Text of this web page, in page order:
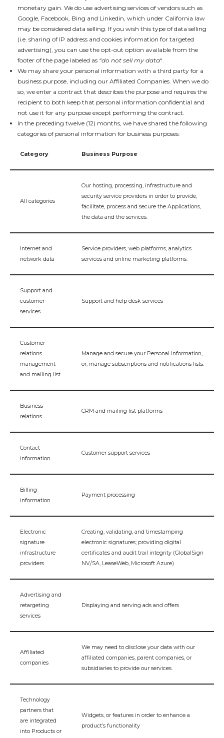
monetary gain. We do use advertising services of vendors such as
Google, Facebook, Bing and Linkedin, which under California law
may be considered data selling. If you wish this type of data selling
(i.e. sharing of IP address and cookies information for targeted
advertising), you can use the opt-out option available from the
footer of the page labeled as “do not sell my data“.
We may share your personal information with a third party for a
business purpose, including our Affiliated Companies. When we do
so, we enter a contract that describes the purpose and requires the
recipient to both keep that personal information confidential and
not use it for any purpose except performing the contract.
In the preceding twelve (12) months, we have shared the following
categories of personal information for business purposes:
Category Business Purpose
All categories
Our hosting, processing, infrastructure and
security service providers in order to provide,
facilitate, process and secure the Applications,
the data and the services.
Internet and
network data
Service providers, web platforms, analytics
services and online marketing platforms.
Support and
customer
services
Support and help desk services
Customer
relations
management
and mailing list
Manage and secure your Personal Information,
or, manage subscriptions and notifications lists.
Business
relations
CRM and mailing list platforms
Contact
information
Customer support services
Billing
information
Payment processing
Electronic
signature
infrastructure
providers
Creating, validating, and timestamping
electronic signatures; providing digital
certificates and audit trail integrity (GlobalSign
NV/SA, LeaseWeb, Microsoft Azure)
Advertising and
retargeting
services
Displaying and serving ads and offers
Affiliated
companies
We may need to disclose your data with our
affiliated companies, parent companies, or
subsidiaries to provide our services.
Technology
partners that
are integrated
into Products or
Widgets, or features in order to enhance a
product’s functionality